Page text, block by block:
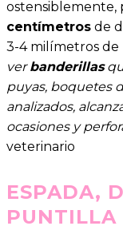
ostensiblemente,
centímetros de
3-4 milímetros de
verbanderillas
puyas, boquetes
analizados,
ocasiones y
veterinario
ESPADA,
PUNTILLA